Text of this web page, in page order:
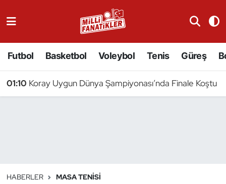
Futbol Basketbol Voleybol Tenis Güreş
01:10 Koray Uygun Dünya Şampiyonası’nda Finale Koştu
HABERLER MASA TENISI
Badminton